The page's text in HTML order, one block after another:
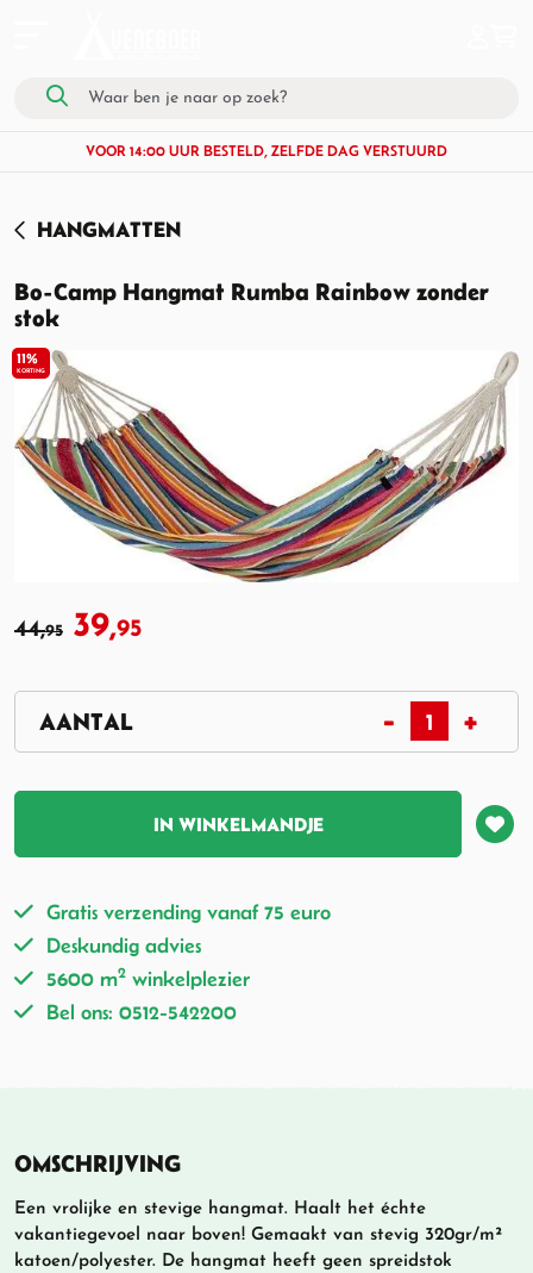
VOOR 14:00 UUR BESTELD, ZELFDE DAG VERSTUURD
HANGMATTEN
11%
KORTING
Bo-Camp Hangmat Rumba Rainbow zonder
stok
44,95 39,95
IN WINKELMANDJE
Gratis verzending vanaf 75 euro
Deskundig advies
5600 m2 winkelplezier
Bel ons: 0512-542200
OMSCHRIJVING
Een vrolijke en stevige hangmat. Haalt het échte
vakantiegevoel naar boven! Gemaakt van stevig 320gr/m²
katoen/polyester. De hangmat heeft geen spreidstok